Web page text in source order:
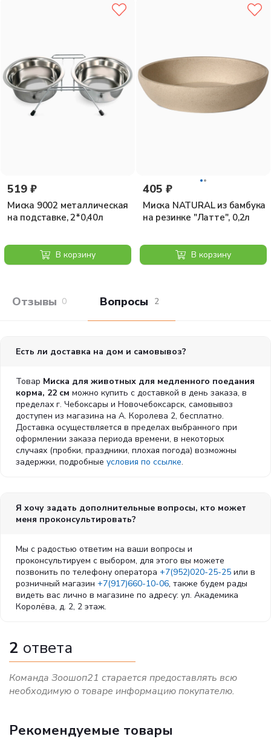
519 ₽
Миска 9002 металлическая
на подставке, 2*0,40л
В корзину
405 ₽
Миска NATURAL из бамбука
на резинке "Латте", 0,2л
В корзину
Отзывы покупателей
0 Вопросы и
2
Есть ли доставка на дом и самовывоз?
Товар Миска для животных для медленного поедания
корма, 22 см можно купить с доставкой в день заказа, в
пределах г. Чебоксары и Новочебоксарск, самовывоз
доступен из магазина на А. Королева 2, бесплатно.
Доставка осуществляется в пределах выбранного при
оформлении заказа периода времени, в некоторых
случаях (пробки, праздники, плохая погода) возможны
задержки, подробные условия по ссылке.
Я хочу задать дополнительные вопросы, кто может
меня проконсультировать?
Мы с радостью ответим на ваши вопросы и
проконсультируем с выбором, для этого вы можете
позвонить по телефону оператора +7(952)020-25-25 или в
розничный магазин +7(917)660-10-06, также будем рады
видеть вас лично в магазине по адресу: ул. Академика
Королёва, д. 2, 2 этаж.
2 ответа
Команда Зоошоп21 старается предоставлять всю
необходимую о товаре информацию покупателю.
Рекомендуемые товары